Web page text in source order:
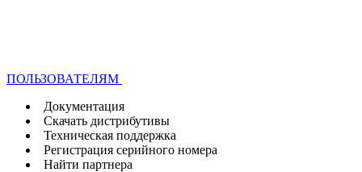
ПОЛЬЗОВАТЕЛЯМ
Документация
Скачать дистрибутивы
Техническая поддержка
Регистрация серийного номера
Найти партнера